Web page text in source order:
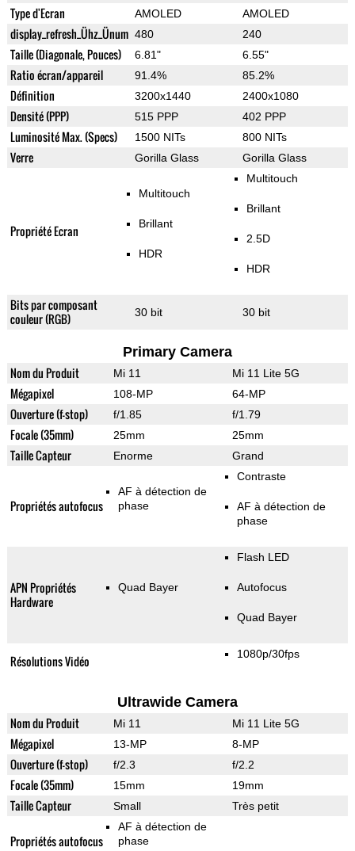
Type d'Ecran
AMOLED AMOLED
display_refresh_Ühz_Ünum 480 240
Taille (Diagonale, Pouces) 6.81" 6.55"
Ratio écran/appareil 91.4% 85.2%
Définition 3200x1440 2400x1080
Densité (PPP) 515 PPP 402 PPP
Luminosité Max. (Specs) 1500 NITs 800 NITs
Verre Gorilla Glass Gorilla Glass
Propriété Ecran
Multitouch
Brillant
HDR
Multitouch
Brillant
2.5D
HDR
Bits par composant
couleur (RGB)
30 bit 30 bit
Primary Camera
Nom du Produit Mi 11 Mi 11 Lite 5G
Mégapixel 108-MP 64-MP
Ouverture (f-stop) f/1.85 f/1.79
Focale (35mm) 25mm 25mm
Taille Capteur Enorme Grand
Propriétés autofocus
AF à détection de
phase
Contraste
AF à détection de
phase
APN Propriétés
Hardware
Quad Bayer
Flash LED
Autofocus
Quad Bayer
Résolutions Vidéo 1080p/30fps
Ultrawide Camera
Nom du Produit Mi 11 Mi 11 Lite 5G
Mégapixel 13-MP 8-MP
Ouverture (f-stop) f/2.3 f/2.2
Focale (35mm) 15mm 19mm
Taille Capteur Small Très petit
Propriétés autofocus
AF à détection de
phase